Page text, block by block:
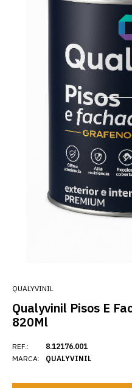
QUALYVINIL
Qualyvinil Pisos E
820Ml
REF.:
MARCA:
8.12176.001
QUALYVINIL